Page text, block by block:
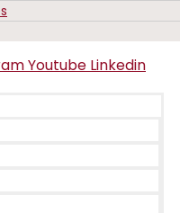
Youtube Linkedin